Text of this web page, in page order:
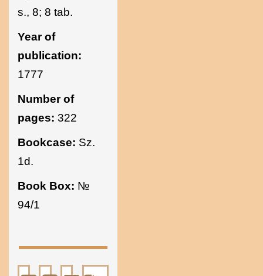
s., 8; 8 tab.
Year of
publication:
1777
Number of
pages: 322
Bookcase: Sz.
1d.
Book Box: №
94/1